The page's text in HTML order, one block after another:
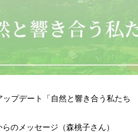
ップデート「自然と響き合う私たち